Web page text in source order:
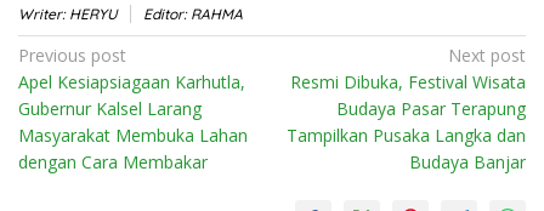
Writer: HERYU Editor: RAHMA
Post
navigation
Previous post
Apel Kesiapsiagaan Karhutla,
Gubernur Kalsel Larang
Masyarakat Membuka Lahan
dengan Cara Membakar
Next post
Resmi Dibuka, Festival Wisata
Budaya Pasar Terapung
Tampilkan Pusaka Langka dan
Budaya Banjar